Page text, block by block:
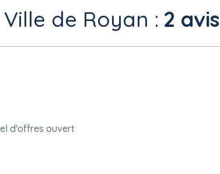
de Royan : 2 avis
d'offres ouvert